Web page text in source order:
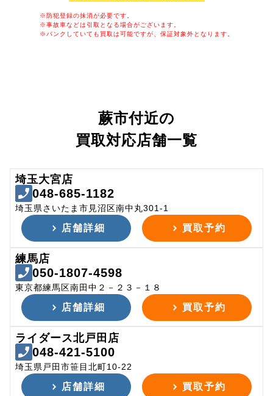
※防犯登録の抹消が必要です。
※事故車などは引取となる場合がございます。
※パンクしていても買取は可能ですが、保証対象外となります。
蕨市付近の
買取対応店舗一覧
埼玉大宮店
048-685-1182
埼玉県さいたま市見沼区南中丸301-1
店舗詳細 買取予約
練馬店
050-1807-4598
東京都練馬区南田中２－２３－１８
店舗詳細 買取予約
ライダース北戸田店
048-421-5100
埼玉県戸田市笹目北町10-22
店舗詳細 買取予約